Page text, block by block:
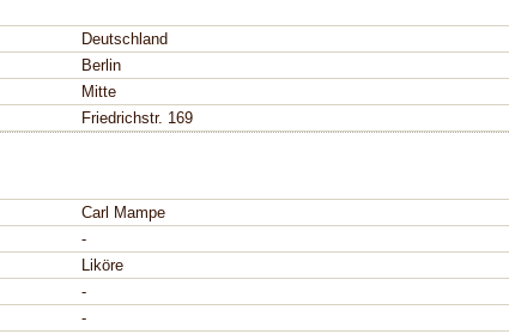
Deutschland
Berlin
Mitte
Friedrichstr. 169
Carl Mampe
-
Liköre
-
-